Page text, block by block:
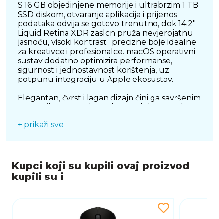
S 16 GB objedinjene memorije i ultrabrzim 1 TB
SSD diskom, otvaranje aplikacija i prijenos
podataka odvija se gotovo trenutno, dok 14.2"
Liquid Retina XDR zaslon pruža nevjerojatnu
jasnoću, visoki kontrast i precizne boje idealne
za kreativce i profesionalce. macOS operativni
sustav dodatno optimizira performanse,
sigurnost i jednostavnost korištenja, uz
potpunu integraciju u Apple ekosustav.
Elegantan, čvrst i lagan dizajn čini ga savršenim
bateriju. Ovaj MacBook Pro je idealan izbor za
+ prikaži sve
Kupci koji su kupili ovaj proizvod
kupili su i